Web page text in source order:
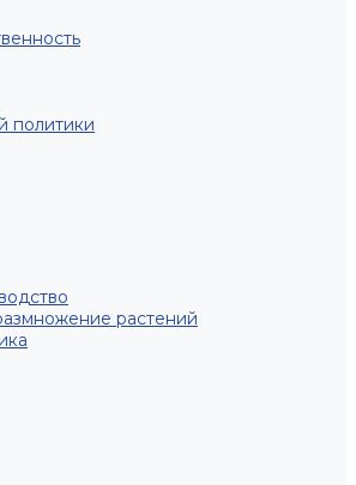
политики
растений